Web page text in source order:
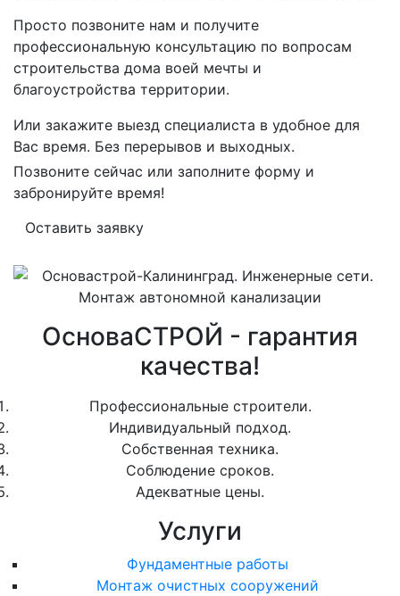
Просто позвоните нам и получите
профессиональную консультацию по вопросам
строительства дома воей мечты и
благоустройства территории.
Или закажите выезд специалиста в удобное для
Вас время. Без перерывов и выходных.
Позвоните сейчас или заполните форму и
забронируйте время!
Оставить заявку
ОсноваСТРОЙ - гарантия
качества!
Профессиональные строители.
Индивидуальный подход.
Собственная техника.
Соблюдение сроков.
Адекватные цены.
Услуги
Фундаментные работы
Монтаж очистных сооружений